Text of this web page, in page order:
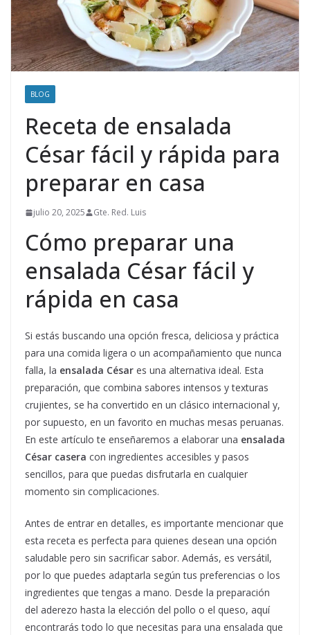
BLOG
Receta de ensalada
César fácil y rápida para
preparar en casa
julio 20, 2025 Gte. Red. Luis
Cómo preparar una
ensalada César fácil y
rápida en casa
Si estás buscando una opción fresca, deliciosa y práctica
para una comida ligera o un acompañamiento que nunca
falla, la ensalada César es una alternativa ideal. Esta
preparación, que combina sabores intensos y texturas
crujientes, se ha convertido en un clásico internacional y,
por supuesto, en un favorito en muchas mesas peruanas.
En este artículo te enseñaremos a elaborar una ensalada
César casera con ingredientes accesibles y pasos
sencillos, para que puedas disfrutarla en cualquier
momento sin complicaciones.
Antes de entrar en detalles, es importante mencionar que
esta receta es perfecta para quienes desean una opción
saludable pero sin sacrificar sabor. Además, es versátil,
por lo que puedes adaptarla según tus preferencias o los
ingredientes que tengas a mano. Desde la preparación
del aderezo hasta la elección del pollo o el queso, aquí
encontrarás todo lo que necesitas para una ensalada que